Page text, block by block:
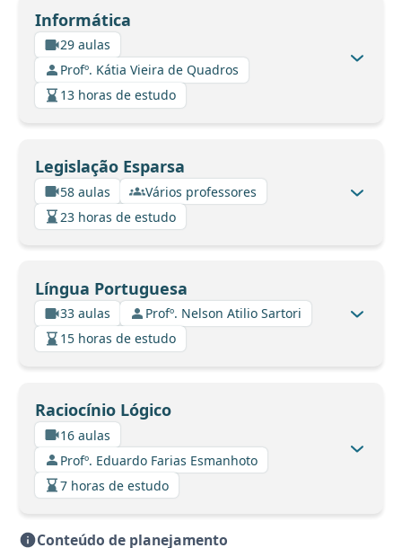
Informática
29 aulas
Profº. Kátia Vieira de Quadros
13 horas de estudo
Legislação Esparsa
58 aulas
Vários professores
23 horas de estudo
Língua Portuguesa
33 aulas
Profº. Nelson Atilio Sartori
15 horas de estudo
Raciocínio Lógico
16 aulas
Profº. Eduardo Farias Esmanhoto
7 horas de estudo
Conteúdo de planejamento